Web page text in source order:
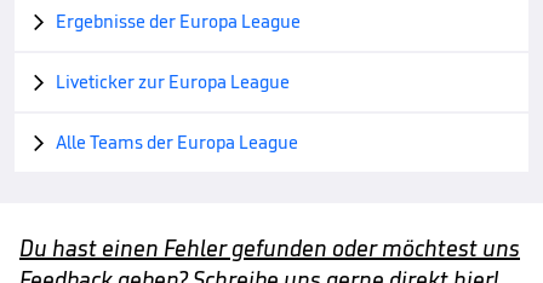
 Ergebnisse der Europa League
 Liveticker zur Europa League
 Alle Teams der Europa League
Du hast einen Fehler gefunden oder möchtest uns